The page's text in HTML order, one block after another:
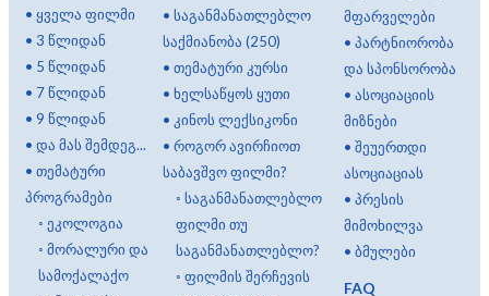
• ყველა ფილმი
• 3 წლიდან
• 5 წლიდან
• 7 წლიდან
• 9 წლიდან
• და მას შემდეგ...
• თემატური
პროგრამები
◦ ეკოლოგია
◦ მორალური და
სამოქალაქო
• საგანმანათლებლო
საქმიანობა (250)
• თემატური კურსი
• ხელსაწყოს ყუთი
• კინოს ლექსიკონი
• როგორ ავირჩიოთ
საბავშვო ფილმი?
◦ საგანმანათლებლო
ფილმი თუ
საგანმანათლებლო?
◦ ფილმის შერჩევის
მფარველები
•პარტნიორობა
და სპონსორობა
•ასოციაციის
მიზნები
•შეუერთდი
ასოციაციას
•პრესის
მიმოხილვა
•ბმულები
FAQ